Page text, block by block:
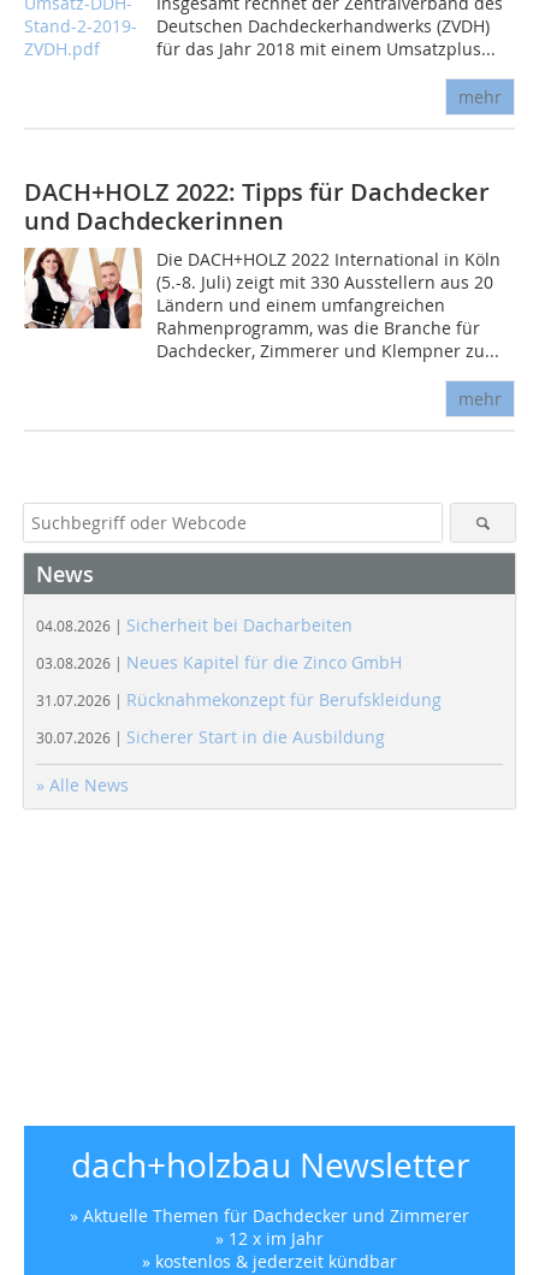
Deutschen Dachdeckerhandwerks (ZVDH)
für das Jahr 2018 mit einem Umsatzplus...
mehr
DACH+HOLZ 2022: Tipps für Dachdecker
und Dachdeckerinnen
Die DACH+HOLZ 2022 International in Köln
(5.-8. Juli) zeigt mit 330 Ausstellern aus 20
Ländern und einem umfangreichen
Rahmenprogramm, was die Branche für
Dachdecker, Zimmerer und Klempner zu...
mehr
News
04.08.2026 | Sicherheit bei Dacharbeiten
03.08.2026 | Neues Kapitel für die Zinco GmbH
31.07.2026 | Rücknahmekonzept für Berufskleidung
30.07.2026 | Sicherer Start in die Ausbildung
» Alle News
dach+holzbau Newsletter
» Aktuelle Themen für Dachdecker und Zimmerer
» 12 x im Jahr
» kostenlos & jederzeit kündbar